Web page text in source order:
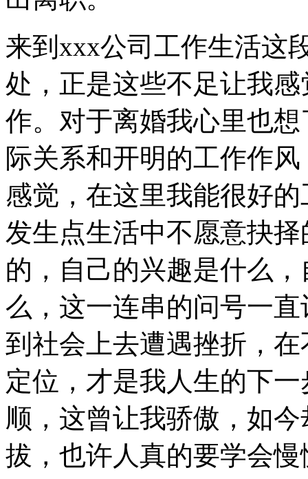
来到xxx公司工作生活这
处，正是这些不足让我
作。对于离婚我心里也
际关系和开明的工作作
感觉，在这里我能很好
发生点生活中不愿意抉
的，自己的兴趣是什么
么，这一连串的问号一
到社会上去遭遇挫折，
定位，才是我人生的下
顺，这曾让我骄傲，如
拔，也许人真的要学会